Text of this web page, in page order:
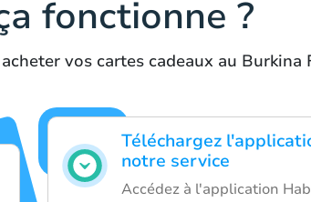
fonctionne ?
vos cartes cadeaux au Burkina
Téléchargez
notre service
Accédez à l'application